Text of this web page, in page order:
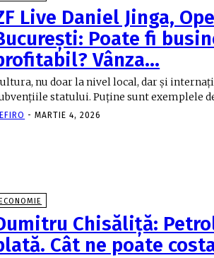
Live Daniel Jinga,
Poate fi
Vânza…
nu doar la nivel local, dar şi
statului. Puţine sunt exemplele
- MARTIE 4, 2026
Chisăliță:
Cât ne poate